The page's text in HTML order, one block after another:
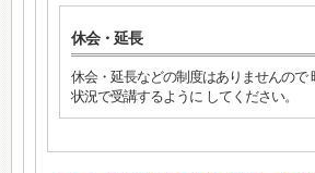
休会・延長
休会・延長などの制度はありませんので
状況で受講するように してください。